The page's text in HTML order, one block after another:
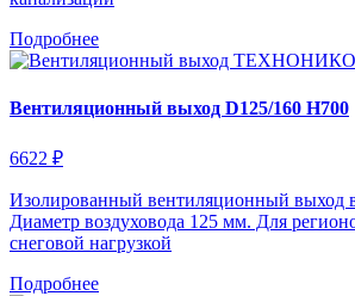
Подробнее
Вентиляционный выход D125/160 H700
6622 ₽
Изолированный вентиляционный выход
Диаметр воздуховода 125 мм. Для
снеговой нагрузкой
Подробнее